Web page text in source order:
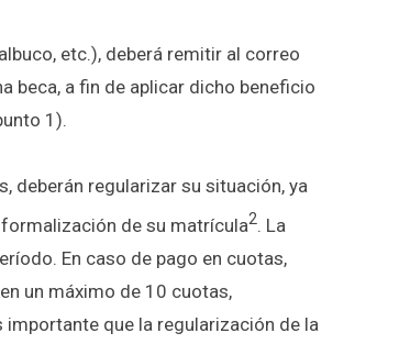
etc.), deberá remitir al correo
beca, a fin de aplicar dicho beneficio
1).
, deberán regularizar su situación, ya
de su matrícula2. La
En caso de pago en cuotas,
un máximo de 10 cuotas,
que la regularización de la